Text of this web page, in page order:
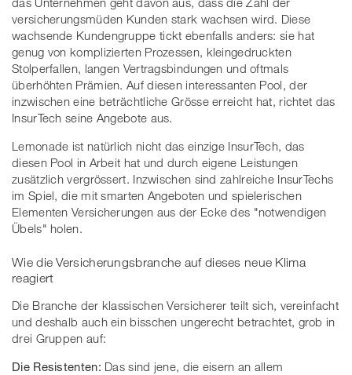
versicherungsmüden Kunden stark wachsen wird. Diese
wachsende Kundengruppe tickt ebenfalls anders: sie hat
genug von komplizierten Prozessen, kleingedruckten
Stolperfallen, langen Vertragsbindungen und oftmals
überhöhten Prämien. Auf diesen interessanten Pool, der
inzwischen eine beträchtliche Grösse erreicht hat, richtet das
InsurTech seine Angebote aus.
Lemonade ist natürlich nicht das einzige InsurTech, das
diesen Pool in Arbeit hat und durch eigene Leistungen
zusätzlich vergrössert. Inzwischen sind zahlreiche InsurTechs
im Spiel, die mit smarten Angeboten und spielerischen
Elementen Versicherungen aus der Ecke des "notwendigen
Übels" holen.
Wie die Versicherungsbranche auf dieses neue Klima
reagiert
Die Branche der klassischen Versicherer teilt sich, vereinfacht
und deshalb auch ein bisschen ungerecht betrachtet, grob in
drei Gruppen auf:
Die Resistenten: Das sind jene, die eisern an allem